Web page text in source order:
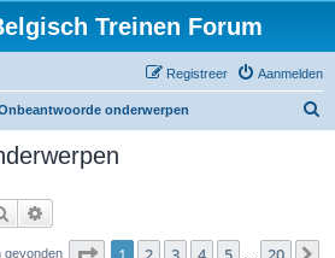
Treinen Forum
Aanmelden
Registreer
onderwerpen
Zoek
gevonden Pagina van 20